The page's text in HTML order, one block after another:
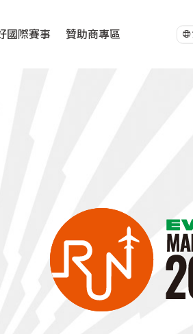
國際賽事 贊助商專區
查詢，並結合旅遊業者推出套裝行程